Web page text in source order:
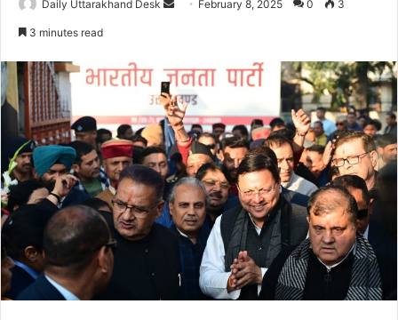
Daily Uttarakhand Desk
d
a
n
e
m
a
i
l
February 8, 2025 0 3
3 minutes read